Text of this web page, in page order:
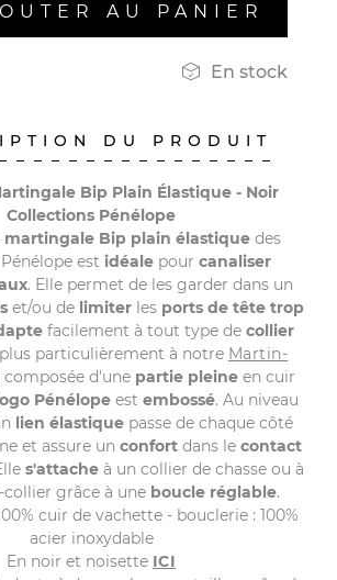
AU PANIER
 En stock
DU PRODUIT
Bip Plain Élastique - Noir
Collections Pénélope
martingale Bip plain élastiquedes
est idéale pour canaliser
. Elle permet de les garder dans un
et/ou de limiter les ports de tête trop
facilement à tout type de collier
particulièrement à notre Martin-
composée d'une partie pleine en cuir
logo Pénélopeest embossé. Au niveau
lien élastique passe de chaque côté
et assure un confortdans le contact
s'attacheà un collier de chasse ou à
grâce à une boucle réglable.
cuir de vachette - bouclerie : 100%
acier inoxydable
En noir et noisette ICI